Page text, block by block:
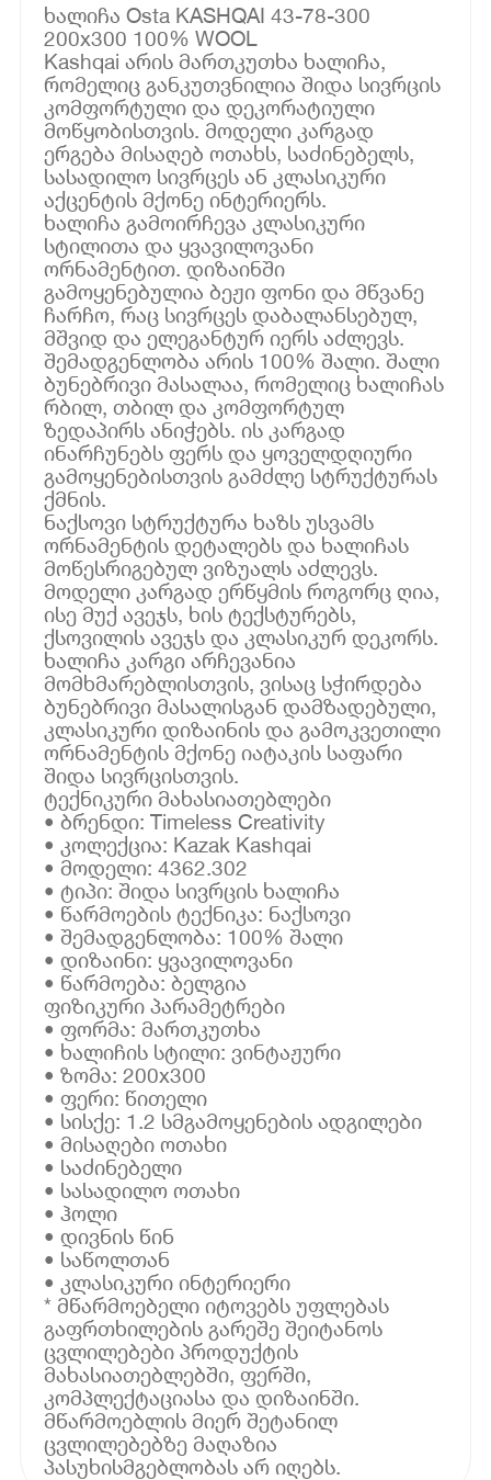
ხალიჩა Osta KASHQAI 43-78-300
200x300 100% WOOL
Kashqai არის მართკუთხა ხალიჩა,
რომელიც განკუთვნილია შიდა სივრცის
კომფორტული და დეკორატიული
მოწყობისთვის. მოდელი კარგად
ერგება მისაღებ ოთახს, საძინებელს,
სასადილო სივრცეს ან კლასიკური
აქცენტის მქონე ინტერიერს.
ხალიჩა გამოირჩევა კლასიკური
სტილითა და ყვავილოვანი
ორნამენტით. დიზაინში
გამოყენებულია ბეჟი ფონი და მწვანე
ჩარჩო, რაც სივრცეს დაბალანსებულ,
მშვიდ და ელეგანტურ იერს აძლევს.
შემადგენლობა არის 100% შალი. შალი
ბუნებრივი მასალაა, რომელიც ხალიჩას
რბილ, თბილ და კომფორტულ
ზედაპირს ანიჭებს. ის კარგად
ინარჩუნებს ფერს და ყოველდღიური
გამოყენებისთვის გამძლე სტრუქტურას
ქმნის.
ნაქსოვი სტრუქტურა ხაზს უსვამს
ორნამენტის დეტალებს და ხალიჩას
მოწესრიგებულ ვიზუალს აძლევს.
მოდელი კარგად ერწყმის როგორც ღია,
ისე მუქ ავეჯს, ხის ტექსტურებს,
ქსოვილის ავეჯს და კლასიკურ დეკორს.
ხალიჩა კარგი არჩევანია
მომხმარებლისთვის, ვისაც სჭირდება
ბუნებრივი მასალისგან დამზადებული,
კლასიკური დიზაინის და გამოკვეთილი
ორნამენტის მქონე იატაკის საფარი
შიდა სივრცისთვის.
ტექნიკური მახასიათებლები
• ბრენდი: Timeless Creativity
• კოლექცია: Kazak Kashqai
• მოდელი: 4362.302
• ტიპი: შიდა სივრცის ხალიჩა
• წარმოების ტექნიკა: ნაქსოვი
• შემადგენლობა: 100% შალი
• დიზაინი: ყვავილოვანი
• წარმოება: ბელგია
ფიზიკური პარამეტრები
• ფორმა: მართკუთხა
• ხალიჩის სტილი: ვინტაჟური
• ზომა: 200x300
• ფერი: წითელი
• სისქე: 1.2 სმგამოყენების ადგილები
• მისაღები ოთახი
• საძინებელი
• სასადილო ოთახი
• ჰოლი
• დივნის წინ
• საწოლთან
• კლასიკური ინტერიერი
* მწარმოებელი იტოვებს უფლებას
გაფრთხილების გარეშე შეიტანოს
ცვლილებები პროდუქტის
მახასიათებლებში, ფერში,
კომპლექტაციასა და დიზაინში.
მწარმოებლის მიერ შეტანილ
ცვლილებებზე მაღაზია
პასუხისმგებლობას არ იღებს.